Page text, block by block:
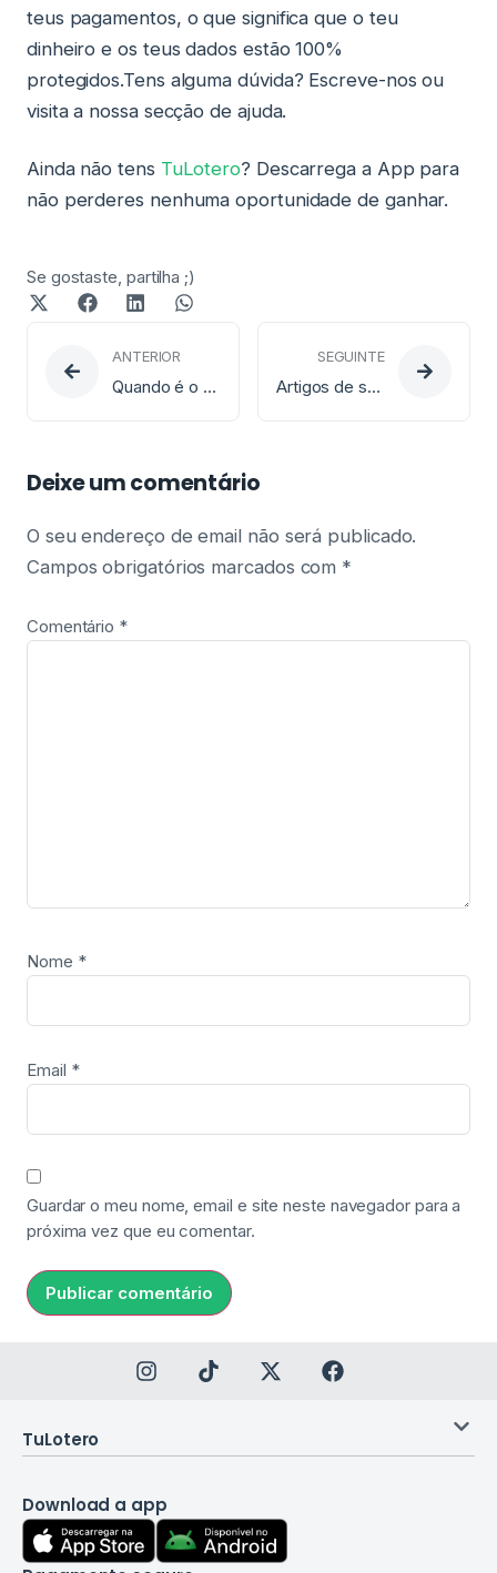
teus pagamentos, o que significa que o teu
dinheiro e os teus dados estão 100%
protegidos.Tens alguma dúvida? Escreve-nos ou
visita a nossa secção de ajuda.
Ainda não tens TuLotero? Descarrega a App para
não perderes nenhuma oportunidade de ganhar.
Se gostaste, partilha ;)
ANTERIOR
Quando é o Sorteio da Lotaria EuroDreams?
SEGUINTE
Artigos de sorte mais curiosos entre os portugueses
Deixe um comentário
O seu endereço de email não será publicado.
Campos obrigatórios marcados com *
Comentário *
Nome *
Email *
Guardar o meu nome, email e site neste navegador para a
próxima vez que eu comentar.
TuLotero
Download a app